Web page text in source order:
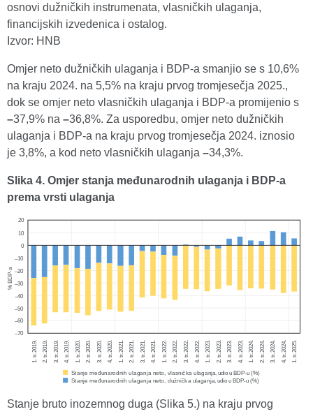
osnovi dužničkih instrumenata, vlasničkih ulaganja,
financijskih izvedenica i ostalog.
Izvor: HNB
Omjer neto dužničkih ulaganja i BDP-a smanjio se s 10,6%
na kraju 2024. na 5,5% na kraju prvog tromjesečja 2025.,
dok se omjer neto vlasničkih ulaganja i BDP-a promijenio s
–37,9% na –36,8%. Za usporedbu, omjer neto dužničkih
ulaganja i BDP-a na kraju prvog tromjesečja 2024. iznosio
je 3,8%, a kod neto vlasničkih ulaganja –34,3%.
Slika 4. Omjer stanja međunarodnih ulaganja i BDP-a
prema vrsti ulaganja
Stanje bruto inozemnog duga (Slika 5.) na kraju prvog